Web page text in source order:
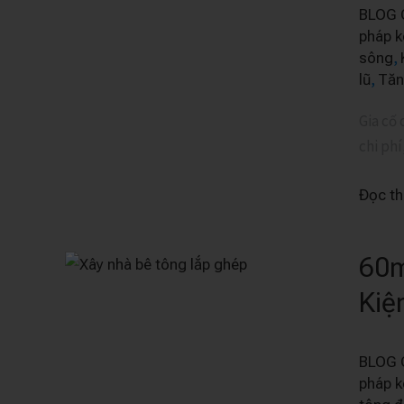
BLOG
pháp
sông,
lũ,
Giúp
Gia
Cố
Công
Lũ
Đúng
Để
Tránh
Tiền
Oan
Đọc
BLOG
pháp
60m²
Bê
Lắp
Ghép